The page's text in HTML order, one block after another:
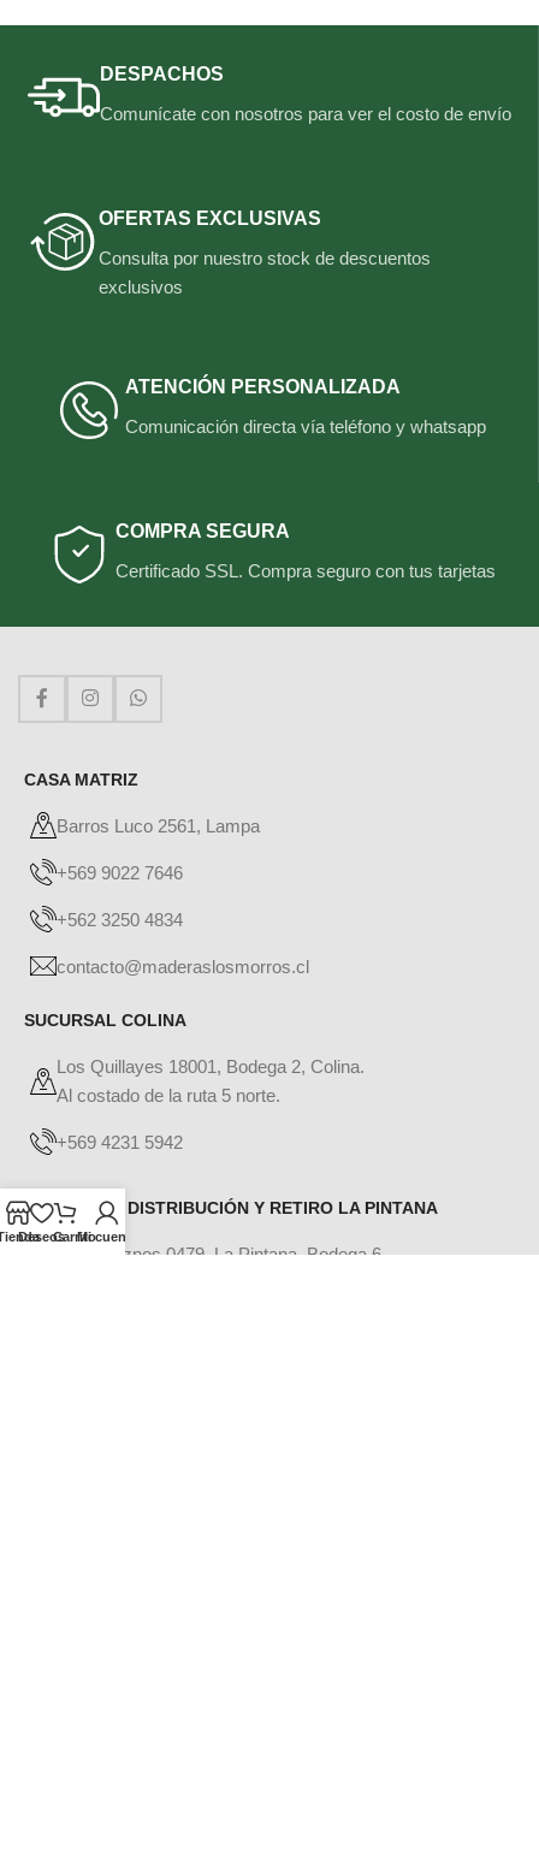
DESPACHOS
Comunícate con nosotros para ver el costo de envío
OFERTAS EXCLUSIVAS
Consulta por nuestro stock de descuentos
exclusivos
ATENCIÓN PERSONALIZADA
Comunicación directa vía teléfono y whatsapp
COMPRA SEGURA
Certificado SSL. Compra seguro con tus tarjetas
CASA MATRIZ
Barros Luco 2561, Lampa
+569 9022 7646
+562 3250 4834
contacto@maderaslosmorros.cl
SUCURSAL COLINA
Los Quillayes 18001, Bodega 2, Colina.
Al costado de la ruta 5 norte.
+569 4231 5942
CENTRO DE DISTRIBUCIÓN Y RETIRO LA PINTANA
Los Duraznos 0479, La Pintana, Bodega 6
DeseosCarritoMi cuenta